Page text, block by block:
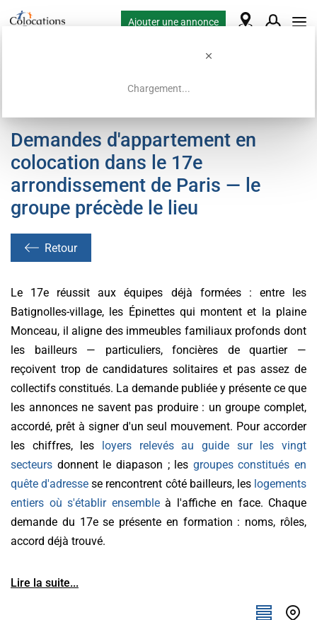
Chargement...
Ajouter une annonce
Demandes d'appartement en
colocation dans le 17e
arrondissement de Paris — le
groupe précède le lieu
Retour
Le 17e réussit aux équipes déjà formées : entre les
Batignolles-village, les Épinettes qui montent et la plaine
Monceau, il aligne des immeubles familiaux profonds dont
les bailleurs — particuliers, foncières de quartier —
reçoivent trop de candidatures solitaires et pas assez de
collectifs constitués. La demande publiée y présente ce que
les annonces ne savent pas produire : un groupe complet,
accordé, prêt à signer d'un seul mouvement. Pour accorder
les chiffres, les loyers relevés au guide sur les vingt
secteurs donnent le diapason ; les groupes constitués en
quête d'adresse se rencontrent côté bailleurs, les logements
entiers où s'établir ensembleà l'affiche en face. Chaque
demande du 17e se présente en formation : noms, rôles,
accord déjà trouvé.
Lire la suite...